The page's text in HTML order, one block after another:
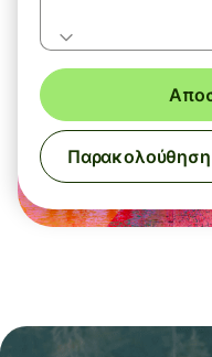
Παρακολούθηση